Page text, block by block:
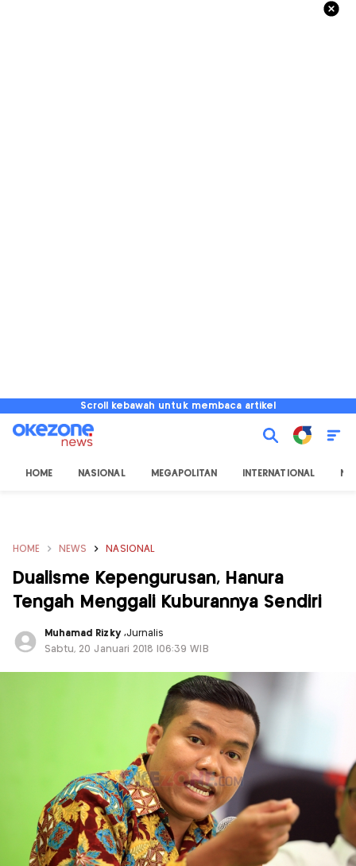
Scroll kebawah untuk membaca artikel
HOME NASIONAL MEGAPOLITAN INTERNATIONAL
HOME NEWS NASIONAL
Dualisme Kepengurusan, Hanura
Tengah Menggali Kuburannya Sendiri
Muhamad Rizky ,Jurnalis
Sabtu, 20 Januari 2018 |06:39 WIB